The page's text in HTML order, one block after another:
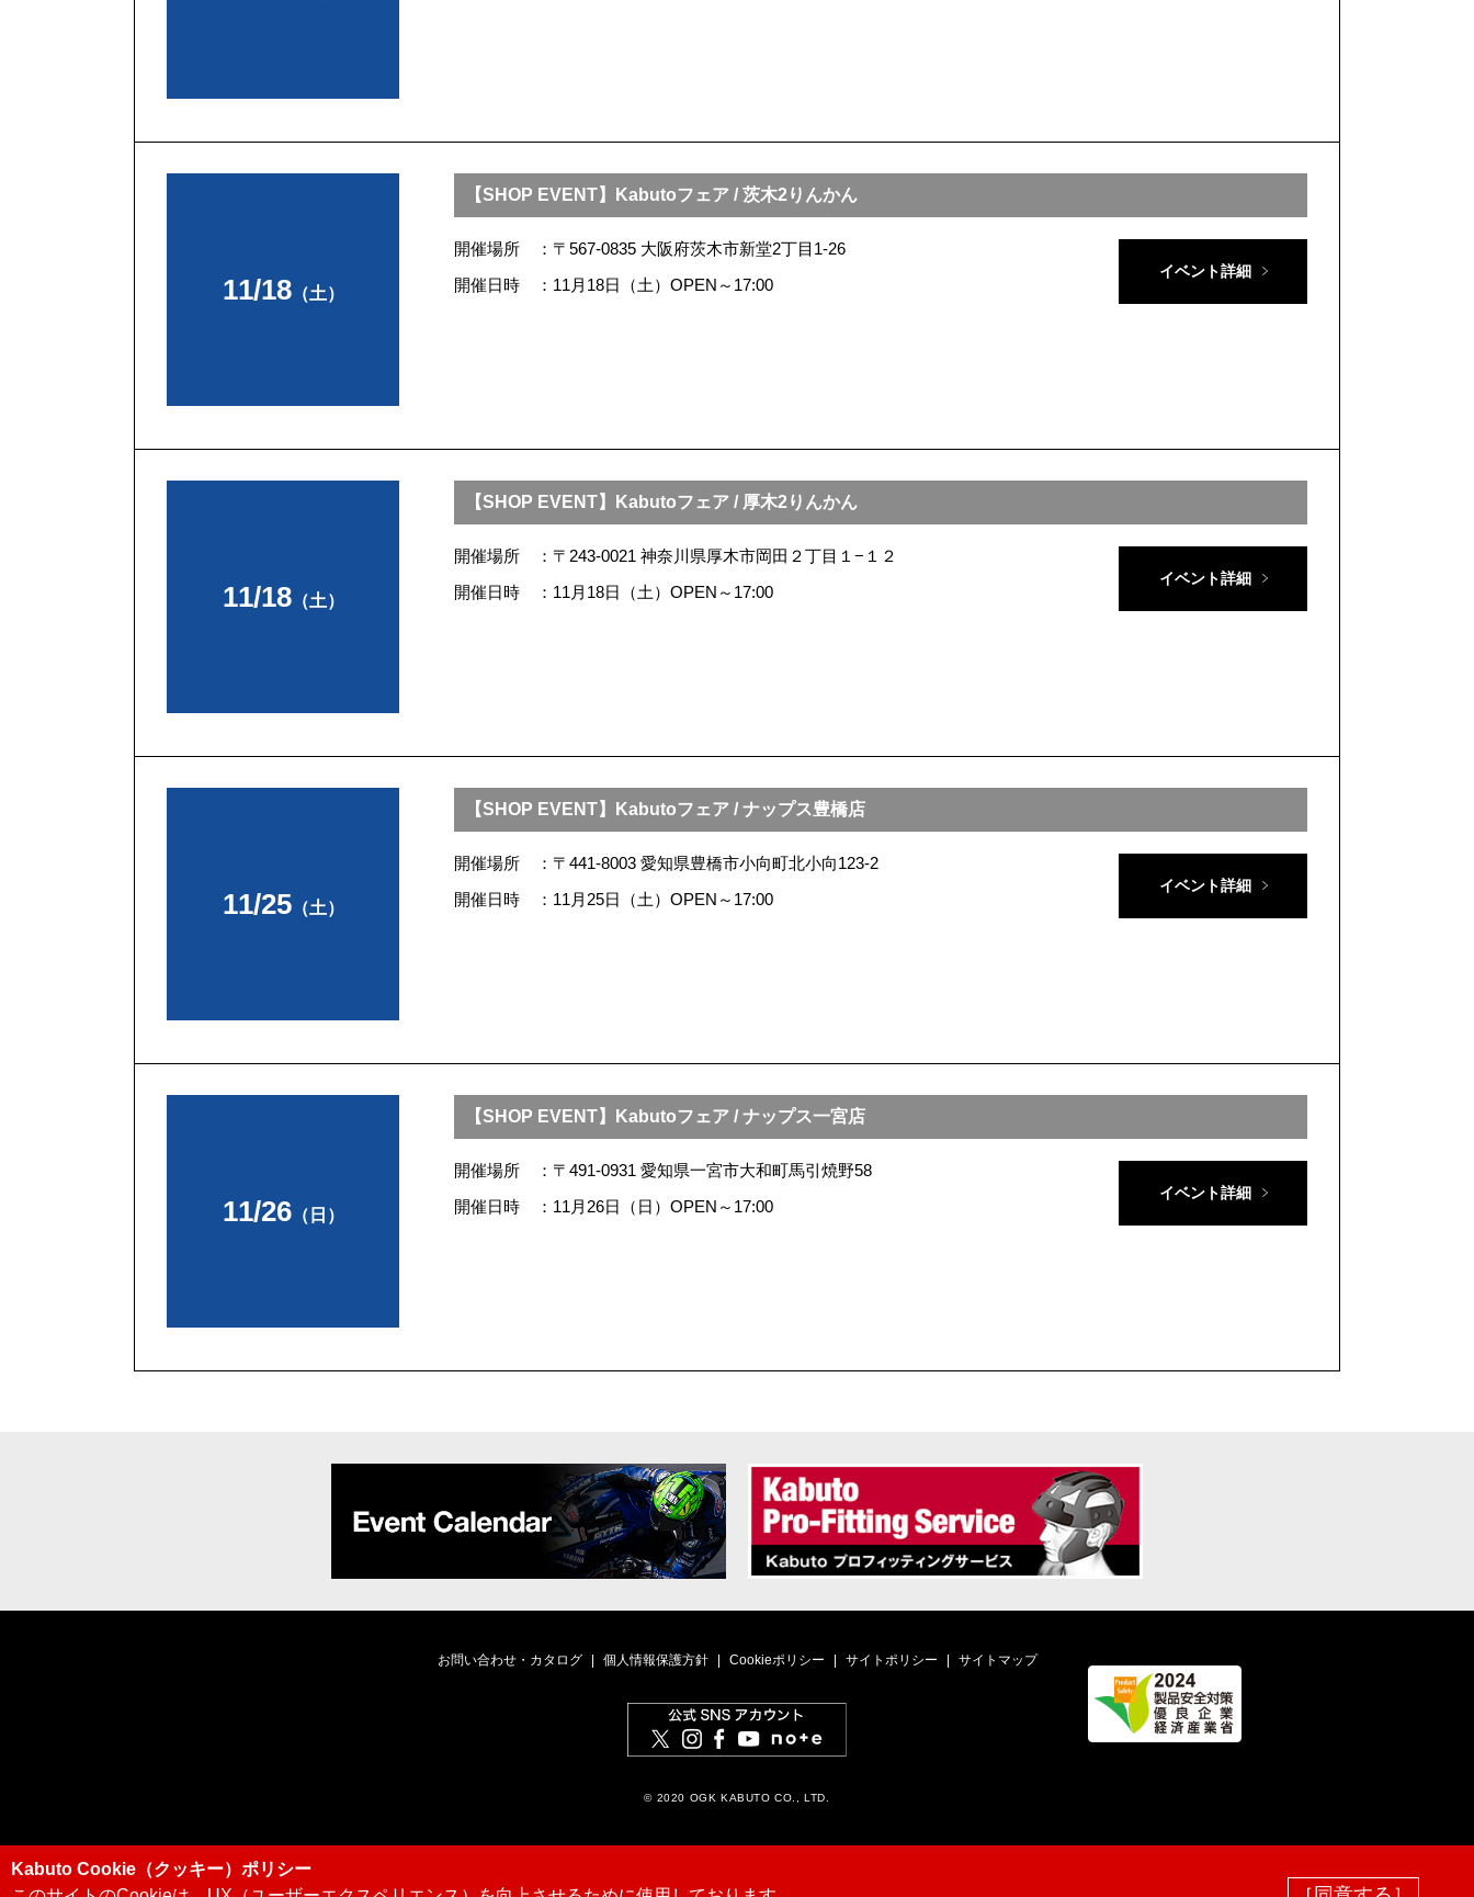
11/18（土）
【SHOP EVENT】Kabutoフェア / 茨木2りんかん
開催場所
〒567-0835 大阪府茨木市新堂2丁目1-26
開催日時
11月18日（土）OPEN～17:00
イベント詳細
11/18（土）
【SHOP EVENT】Kabutoフェア / 厚木2りんかん
開催場所
〒243-0021 神奈川県厚木市岡田２丁目１−１２
開催日時
11月18日（土）OPEN～17:00
イベント詳細
11/25（土）
【SHOP EVENT】Kabutoフェア / ナップス豊橋店
開催場所
〒441-8003 愛知県豊橋市小向町北小向123‐2
開催日時
11月25日（土）OPEN～17:00
イベント詳細
11/26（日）
【SHOP EVENT】Kabutoフェア / ナップス一宮店
開催場所
〒491-0931 愛知県一宮市大和町馬引焼野58
開催日時
11月26日（日）OPEN～17:00
イベント詳細
お問い合わせ・カタログ 個人情報保護方針 Cookieポリシー サイトポリシー サイトマップ
© 2020 OGK KABUTO CO., LTD.
Kabuto Cookie（クッキー）ポリシー